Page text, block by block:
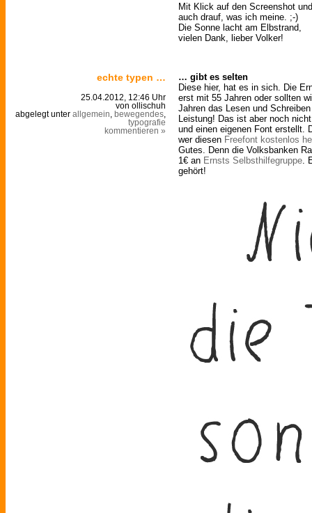
Mit Klick auf den Screenshot
auch drauf, was ich meine. ;-)
Die Sonne lacht am Elbstrand,
vielen Dank, lieber Volker!
echte typen …
25.04.2012, 12:46 Uhr
von ollischuh
abgelegt unter allgemein, bewegendes,
typografie
kommentieren »
… gibt es selten
Diese hier, hat es in sich. Die
erst mit 55 Jahren oder sollten
Jahren das Lesen und
Leistung! Das ist aber noch
und einen eigenen Font erstellt.
wer diesen Freefont kostenlos
Gutes. Denn die Volksbanken
1€ an Ernsts Selbsthilfegruppe.
gehört!